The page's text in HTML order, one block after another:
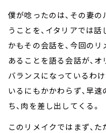
僕が唸ったのは、その妻
うことを、イタリアでは
かもその会話を、今回の
あることを語る会話が、オ
バランスになっているわ
いるにもかかわらず、早
ち、肉を差し出してくる。
このリメイクではまず、